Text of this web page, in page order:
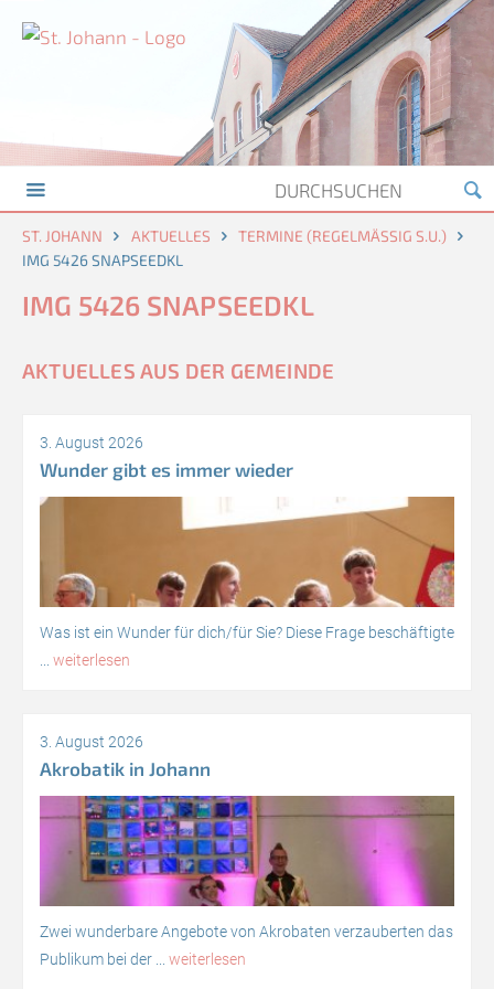
ST. JOHANN AKTUELLES
TERMINE (REGELMÄSSIG S.U.)
IMG 5426 SNAPSEEDKL
IMG 5426 SNAPSEEDKL
AKTUELLES AUS DER GEMEINDE
3. August 2026
Wunder gibt es immer wieder
Was ist ein Wunder für dich/für Sie? Diese Frage beschäftigte
weiterlesen
3. August 2026
Akrobatik in Johann
Zwei wunderbare Angebote von Akrobaten verzauberten das
Publikum bei der ... weiterlesen